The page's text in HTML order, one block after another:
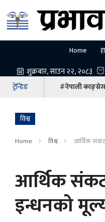
Home
ट्रेन्डिङ #नेपाली काङ्ग्रेस
विश्व
Home विश्व आर्थिक
आर्थिक
इन्धनको